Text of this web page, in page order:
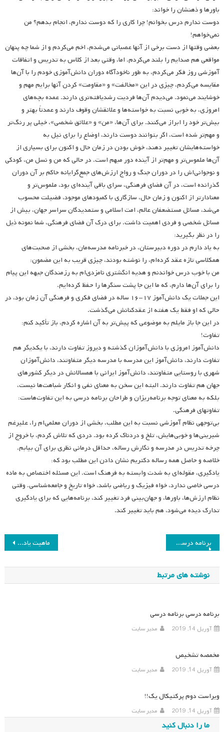
باورها و ذهنشان را خواند:
دوست ندارم درس بخوانم! چرا کاری را که دوست ندارم، انجام بدهم؟ من
نمی‌خواهم!
بعضی وقتها از دست برخی از آنها عصبانی می‌شدم، اخم می‌کردم و از شما چه پنهان
مواقعی هم صدایم را بلند می‌کردم. اما، وقتی بعد از کلاس به تدریس و اتفاقات
آموزشی روز فکر می‌کردم، به طور ناخودآگاه دوران دانش‌آموزی خودم را با آن‌ها
مقایسه می‌کردم، چیزی در این «مخالفت» و «مقاومت» کردن آنها برایم مهم و
خوشایند می‌نمود. می‌دیدم آن‌ها فردیت رشدیافته‌تری دارند. عمده بچه‌های
امروزی، به خوبی نسبت به خواسته‌ها و علائقشان وقوف دارند و عمدتاً بهتر و
بیش‌تر خود را ابراز می‌کنند. برای آن‌ها، «من» و «علائق شخصی»، خیلی پر رنگ‌تر
و مهم‌تر شده است، اگر بتوانند دوست دارند، اوضاع را برای نیل به
خواسته‌هایشان تغییر دهند، خوش بودن در زمان حال و اکنون برای بسیاری از
آن‌ها ملموس‌تر و مهم‌تر از آینده دور مبهم است. در حالی که من و نسل من، کودکی
و نوجوانی‌اش را در دوران جنگ و رواج ارزش‌های جمع‌گرایانه حاکم بر آن دوران
گذرانده است، در آن فضای فرهنگی، سرای باقی آینده‌ای بود، ملموس‌تر و
معنادار‌تر از اکنون و زمان حال، سازگاری با کمبودهای موجود، فضیلت محسوب
می‌شد، مسائل مستضعفان عالم، امت اسلامی و ستمدیدگان سراسر جهان، بیش از
مسائل شخصی و فردی اهمیت داشت. برای درک آن فضای فرهنگی، شما نمونه ذیل
را در نظر بگیرید:
به یاد دارم در دوره دبیرستان، در خبرنامه مدرسه‌مان، بخشی از صحبت‌های
همکلاسی تازه عقد کرده‌ام، را نوشته بودند، چیزی قریب به این مضمون:
من با خوب درس خواندنم و هدیه انگشتری نامزدی‌ام به رزمندگان جبهه این پیام
را برای آن‌ها دارم، که ما این جا پشت سنگرها را حفظ کرده‌ایم.
این جملات یک دانش‌آموز ۱۷-۱۶ ساله در فضای فکری و فرهنگی آن زمان بود، در
حالی که او فقط یک هفته از عقدکنانش می‌گذشت.
در این جا باز مایلم به موضوعی که پیش‌تر به آن اشاره کردم، باز تأکید کنم:
تفاوت!
دانش‌آموز امروزی با دانش‌آموزان گذشته و دیروز تفاوت دارند، با یکدیگر هم
تفاوت دارند، دانش‌آموز این مدرسه با مدرسه دیگر متفاوتند، دانش‌آموزان
شهری با روستایی متفاوتند، دانش‌آموز ایرانی با همسالانش در دیگر کشورهای
جهان هم تفاوت دارند. البته این سخن به معنای نفی و انکار شباهت‌ها نیست،
بلکه به معنای توجه برنامه‌ریزان و طراحان برنامه درسی به این تفاوت‌هاست:
تفاوتهای فرهنگی.
بی‌توجهی نظام آموزشی نسبت به این مطلب، بخشی از دوران معلمی‌ام را، علیرغم
شیرینی‌ها و خوبی‌هایش، تلخ و دردناک کرده بود. دردی که تلاش کردم، با خروج از
چرخه تدریس در مدرسه و نگارش رساله، حداقل درمانی نظری برای آن بیابم.
خلاصه و حاصل همه رساله دکتریم نشان دادن این مطلب بود که:
یادگیری، مقوله‌ای به شدت وابسته به فرهنگ است. این مسئله اختصاص به ماده
درسی خاصی ندارد، خواه فیزیک و ریاضی باشد، خواه تاریخ و جامعه‌شناسی. وقتی
نظام ارزش‌ها، باورها، و جهان‌بینی فرد تغییر کند، برنامه‌هایی که برای یادگیری
تدارک دیده می‌شود، هم باید تغییر کند.
راهبری
نوشته
ماهیت یادگیری مشارکتی حرفه‌ای در فضای مجازی: برنامه درسی برنامه درسی
نوشته های مرتبط
برنامه درسی برنامه درسی
آوریل 14, 2019 مدیر سایت
مخمصه تشخیص
آوریل 14, 2019 مدیر سایت
ویراست دوم پرکتیکال یک!!
آوریل 14, 2019 مدیر سایت
ما را دنبال کنید